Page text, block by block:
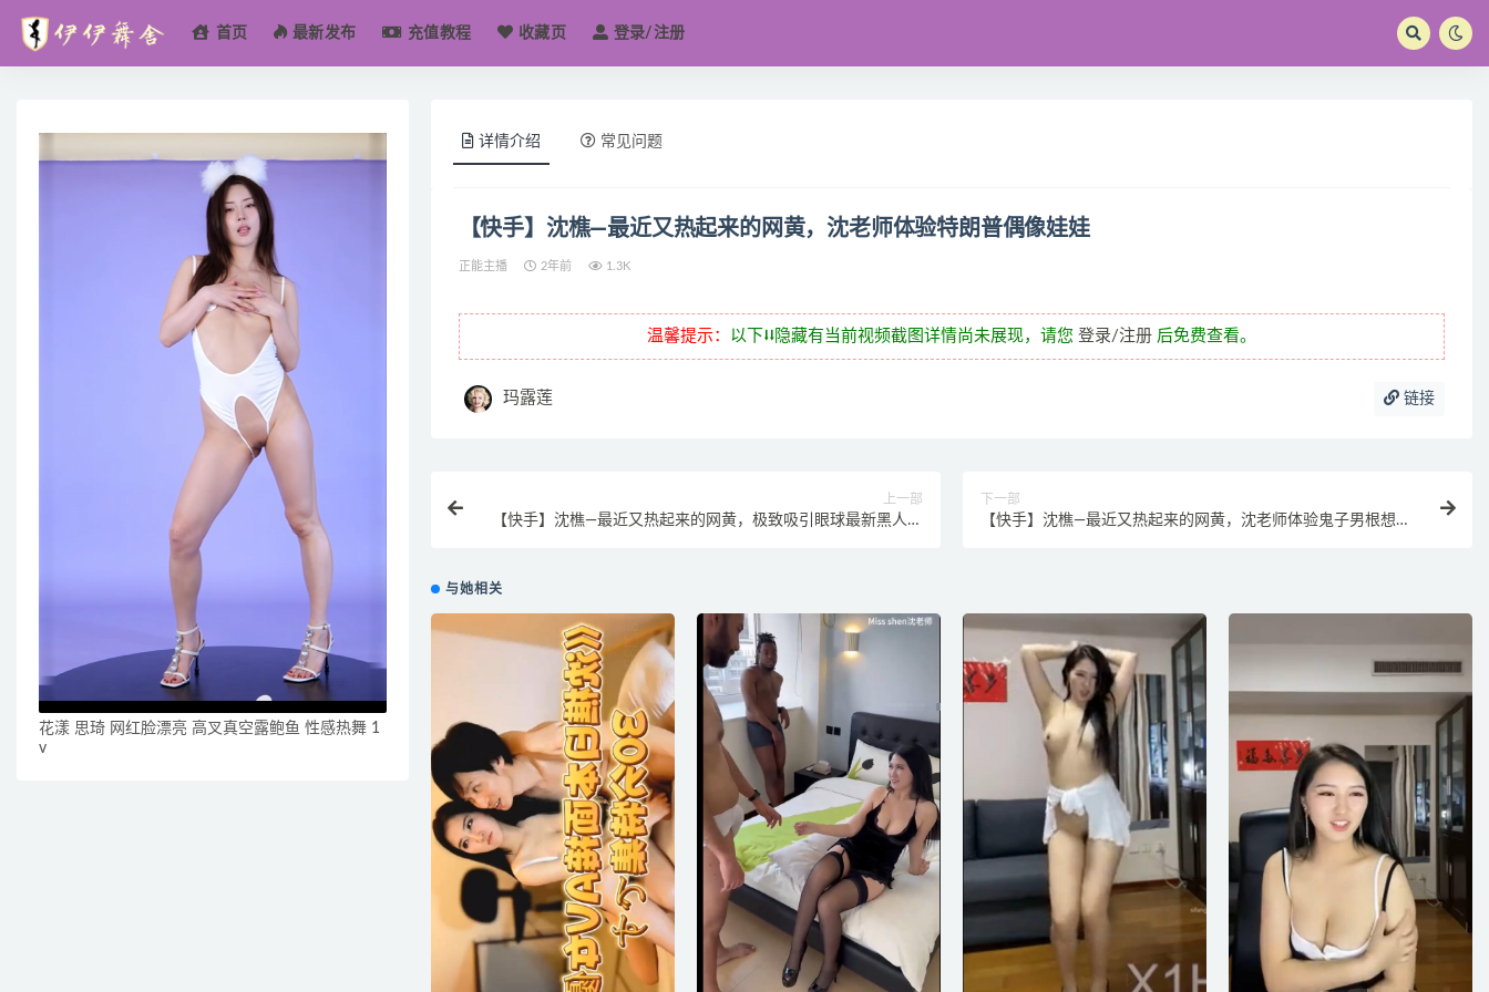
首页 最新发布 充值教程 收藏页 登录/注册
详情介绍 常见问题
【快手】沈樵—最近又热起来的网黄，沈老师体验特朗普偶像娃娃
正能主播 2年前 1.3K
温馨提示： 以下⭣⭣隐藏有当前视频截图详情尚未展现，请您 登录/注册后免费查看。
玛露莲 链接
上一部
【快手】沈樵—最近又热起来的网黄，极致吸引眼球最新黑人英
下一部
【快手】沈樵—最近又热起来的网黄，沈老师体验鬼子男根想做
与她相关
花漾 思琦 网红脸漂亮 高叉真空露鲍鱼 性感热舞 1
v